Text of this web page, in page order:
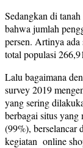
Sedangkan di
bahwa jumlah
persen. Artinya
total populasi
Lalu bagaimana
survey 2019
yang sering
berbagai situs
(99%), berselancar
kegiatan online